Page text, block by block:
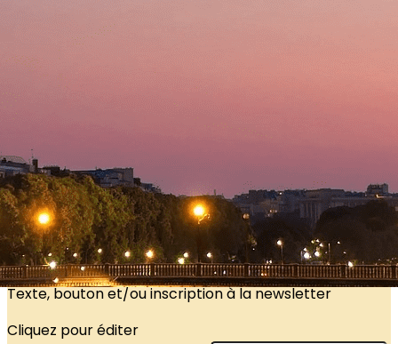
Our Association
Activities
Join us
?>
Images de la page d'accueil
Cliquez pour éditer
Texte, bouton et/ou inscription à la newsletter
Cliquez pour éditer